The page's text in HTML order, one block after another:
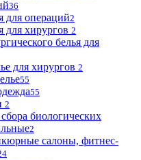
36
для операций2
для хирургов 2
белья для
для хирургов 2
55
55
2
биологических
2
салоны, фитнес-